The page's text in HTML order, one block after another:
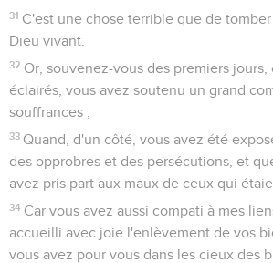
31 C'est une chose terrible que de
Dieu vivant.
32 Or, souvenez-vous des premiers jours,
éclairés, vous avez soutenu un grand
souffrances ;
33 Quand, d'un côté, vous avez été
des opprobres et des persécutions, et
avez pris part aux maux de ceux qui
34 Car vous avez aussi compati à mes
accueilli avec joie l'enlèvement de vos
vous avez pour vous dans les cieux des